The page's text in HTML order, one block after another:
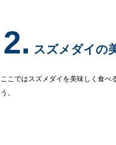
2. スズメダイの
ここではスズメダイを美味しく食べ
う。